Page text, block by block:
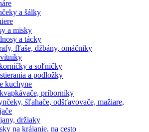
a šálky
a misky
a tácky
fľaše, džbány, omáčniky
a soľničky
a podložky
kuchyne
príborníky
šľahače, odšťavovače, mažiare,
držiaky
na krájanie, na cesto